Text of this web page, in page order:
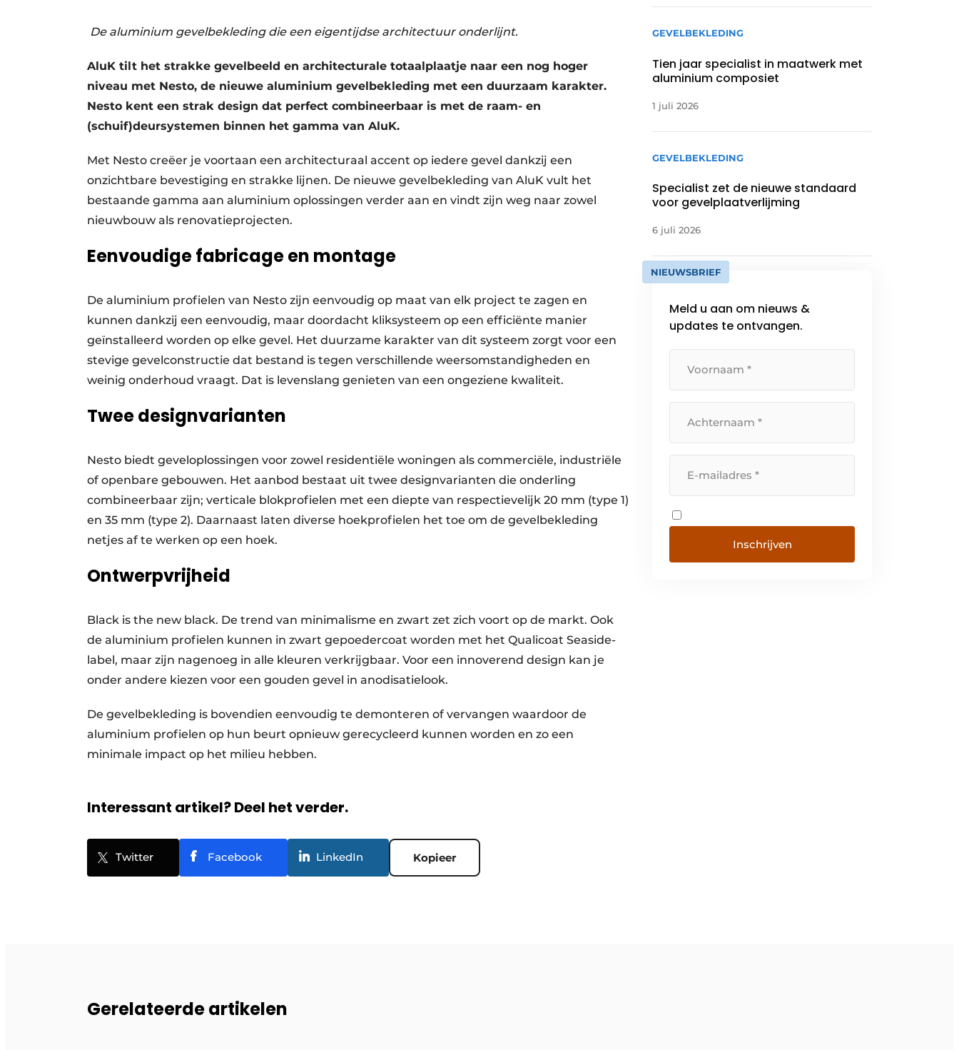
Vacature aanmelden
Vacatures
Video’s
De aluminium gevelbekleding die een eigentijdse architectuur onderlijnt.
AluK tilt het strakke gevelbeeld en architecturale totaalplaatje naar een nog hoger
niveau met Nesto, de nieuwe aluminium gevelbekleding met een duurzaam karakter.
Nesto kent een strak design dat perfect combineerbaar is met de raam- en
(schuif)deursystemen binnen het gamma van AluK.
Met Nesto creëer je voortaan een architecturaal accent op iedere gevel dankzij een
onzichtbare bevestiging en strakke lijnen. De nieuwe gevelbekleding van AluK vult het
bestaande gamma aan aluminium oplossingen verder aan en vindt zijn weg naar zowel
nieuwbouw als renovatieprojecten.
Eenvoudige fabricage en montage
De aluminium profielen van Nesto zijn eenvoudig op maat van elk project te zagen en
kunnen dankzij een eenvoudig, maar doordacht kliksysteem op een efficiënte manier
geïnstalleerd worden op elke gevel. Het duurzame karakter van dit systeem zorgt voor een
stevige gevelconstructie dat bestand is tegen verschillende weersomstandigheden en
weinig onderhoud vraagt. Dat is levenslang genieten van een ongeziene kwaliteit.
Twee designvarianten
Nesto biedt geveloplossingen voor zowel residentiële woningen als commerciële, industriële
of openbare gebouwen. Het aanbod bestaat uit twee designvarianten die onderling
combineerbaar zijn; verticale blokprofielen met een diepte van respectievelijk 20 mm (type 1)
en 35 mm (type 2). Daarnaast laten diverse hoekprofielen het toe om de gevelbekleding
netjes af te werken op een hoek.
Ontwerpvrijheid
Black is the new black. De trend van minimalisme en zwart zet zich voort op de markt. Ook
de aluminium profielen kunnen in zwart gepoedercoat worden met het Qualicoat Seaside-
label, maar zijn nagenoeg in alle kleuren verkrijgbaar. Voor een innoverend design kan je
onder andere kiezen voor een gouden gevel in anodisatielook.
De gevelbekleding is bovendien eenvoudig te demonteren of vervangen waardoor de
aluminium profielen op hun beurt opnieuw gerecycleerd kunnen worden en zo een
minimale impact op het milieu hebben.
Interessant artikel? Deel het verder.
Twitter Facebook LinkedIn Kopieer
GEVELBEKLEDING
Tien jaar specialist in maatwerk met
aluminium composiet
1 juli 2026
GEVELBEKLEDING
Specialist zet de nieuwe standaard
voor gevelplaatverlijming
6 juli 2026
NIEUWSBRIEF
Meld u aan om nieuws &
updates te ontvangen.
Inschrijven
Gerelateerde artikelen